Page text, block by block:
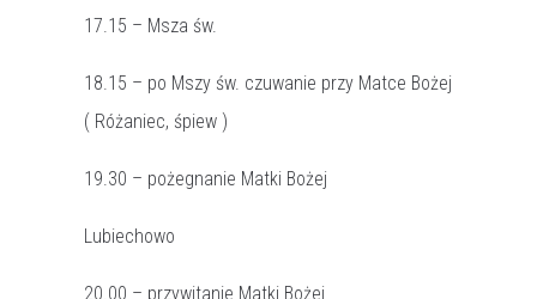
17.15 – Msza św.
18.15 – po Mszy św. czuwanie przy Matce Bożej
( Różaniec, śpiew )
19.30 – pożegnanie Matki Bożej
Lubiechowo
20.00 – przywitanie Matki Bożej